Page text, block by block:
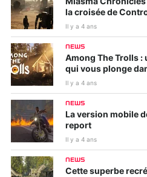
Miasma
la croisée de
Il y a 4 ans
NEWS
Among The Trolls :
qui vous plonge
Il y a 4 ans
NEWS
La version mobile
report
Il y a 4 ans
NEWS
Cette superbe